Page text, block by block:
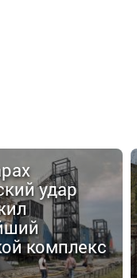
удар
комплекс